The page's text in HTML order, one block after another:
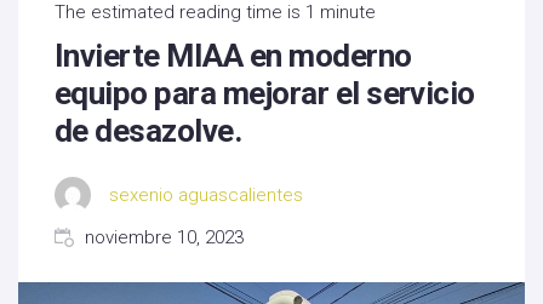
The estimated reading time is 1 minute
Invierte MIAA en moderno
equipo para mejorar el servicio
de desazolve.
sexenio aguascalientes
noviembre 10, 2023